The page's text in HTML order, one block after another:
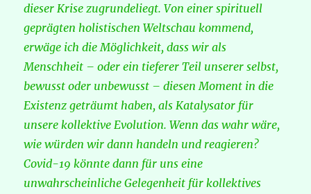
dieser Krise zugrundeliegt. Von einer spirituell
geprägten holistischen Weltschau kommend,
erwäge ich die Möglichkeit, dass wir als
Menschheit – oder ein tieferer Teil unserer selbst,
bewusst oder unbewusst – diesen Moment in die
Existenz geträumt haben, als Katalysator für
unsere kollektive Evolution. Wenn das wahr wäre,
wie würden wir dann handeln und reagieren?
Covid-19 könnte dann für uns eine
unwahrscheinliche Gelegenheit für kollektives